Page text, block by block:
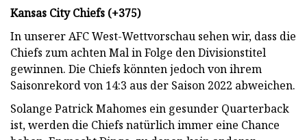
Kansas City Chiefs (+375)
In unserer AFC West-Wettvorschau sehen wir, dass die
Chiefs zum achten Mal in Folge den Divisionstitel
gewinnen. Die Chiefs könnten jedoch von ihrem
Saisonrekord von 14:3 aus der Saison 2022 abweichen.
Solange Patrick Mahomes ein gesunder Quarterback
ist, werden die Chiefs natürlich immer eine Chance